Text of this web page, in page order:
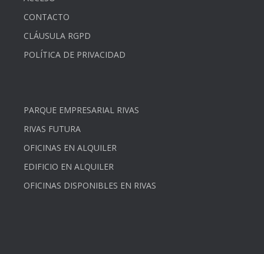
CONTACTO
CLÁUSULA RGPD
POLÍTICA DE PRIVACIDAD
PARQUE EMPRESARIAL RIVAS
RIVAS FUTURA
OFICINAS EN ALQUILER
EDIFICIO EN ALQUILER
OFICINAS DISPONIBLES EN RIVAS